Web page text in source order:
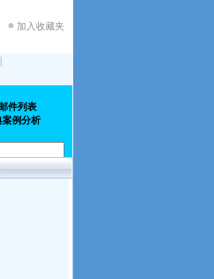
加入收藏夹